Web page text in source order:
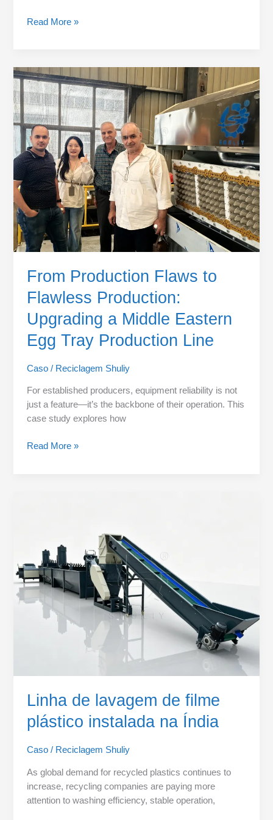
Read More »
From Production Flaws to
Flawless Production:
Upgrading a Middle Eastern
Egg Tray Production Line
Caso / Reciclagem Shuliy
For established producers, equipment reliability is not
just a feature—it’s the backbone of their operation. This
case study explores how
From
Production
Flaws
to
Flawless
Production:
Upgrading
a
Middle
Eastern
Egg
Tray
Production
Read More »
Linha de lavagem de filme
plástico instalada na Índia
Caso / Reciclagem Shuliy
As global demand for recycled plastics continues to
increase, recycling companies are paying more
attention to washing efficiency, stable operation,
filme
plástico
instalada